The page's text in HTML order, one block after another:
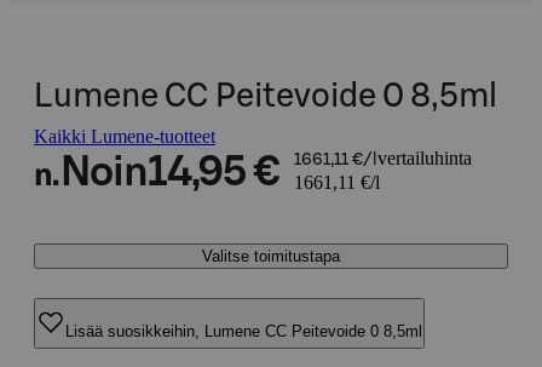
Lumene CC Peitevoide 0 8,5ml
Kaikki Lumene-tuotteet
n. Noin14,95 € 1661,11 €/l vertailuhinta
1661,11 €/l
Valitse toimitustapa
Lisää suosikkeihin, Lumene CC Peitevoide 0 8,5ml